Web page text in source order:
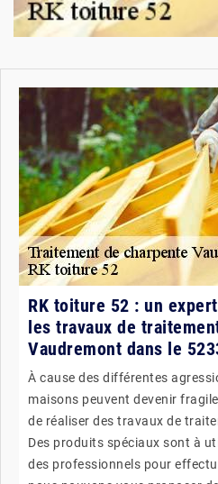
RK toiture 52 : un
les travaux de
Vaudremont dans le
À cause des différentes
maisons peuvent devenir
de réaliser des travaux de
Des produits spéciaux sont à
des professionnels pour